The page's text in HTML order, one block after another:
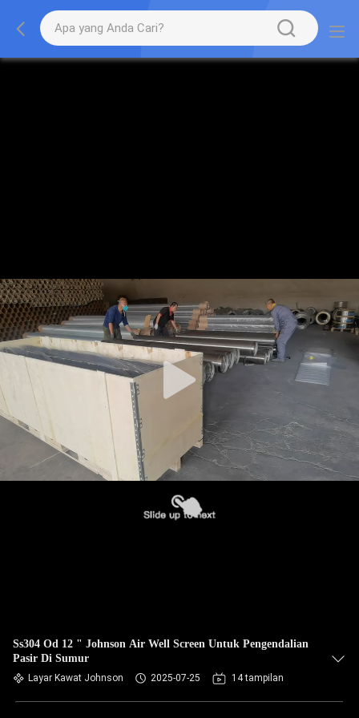
Ss304 Od 12 " Johnson Air Well Screen Untuk Pengendalian
Pasir Di Sumur
Layar Kawat Johnson 2025-07-25 14 tampilan